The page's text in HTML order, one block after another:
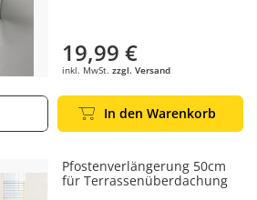
19,99 €
inkl. MwSt. zzgl. Versand
In den Warenkorb
Pfostenverlängerung 50cm
für Terrassenüberdachung